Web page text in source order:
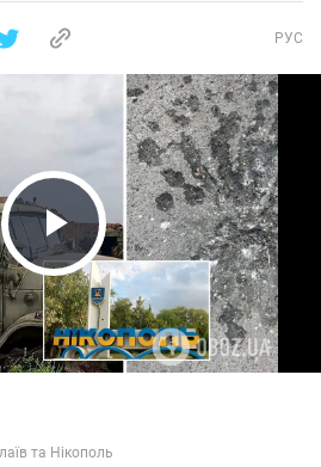
РУС
Play Video